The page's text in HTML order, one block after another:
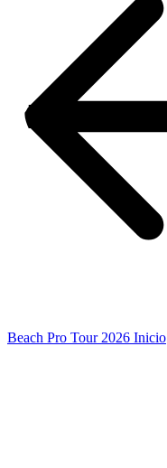
Beach Pro Tour 2026 Inicio